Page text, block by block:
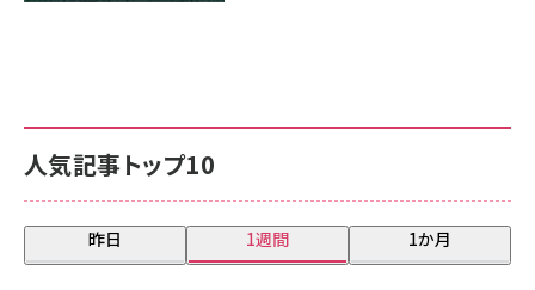
人気記事トップ10
昨日 1週間 1か月